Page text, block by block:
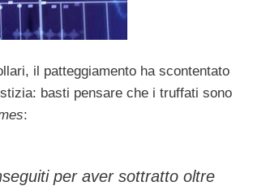
il patteggiamento ha scontentato
basti pensare che i truffati sono
:
per aver sottratto oltre